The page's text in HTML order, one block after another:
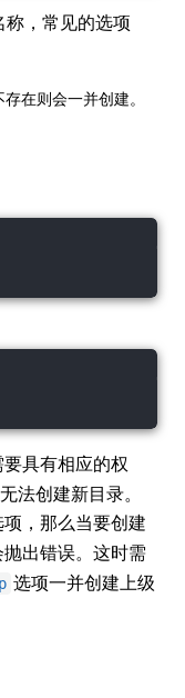
，常见的选项
在则会一并创建。
具有相应的权
法创建新目录。
项，那么当要创建
出错误。这时需
选项一并创建上级